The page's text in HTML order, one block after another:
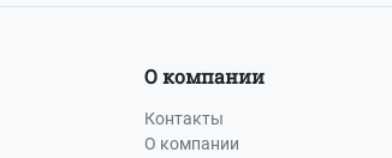
О компании
Контакты
О компании